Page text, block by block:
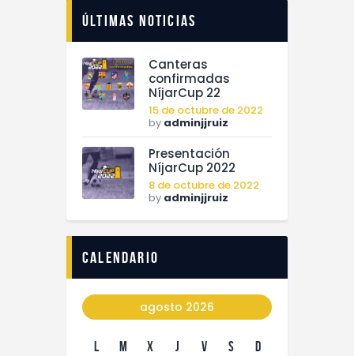
Últimas noticias
Canteras
confirmadas
NíjarCup 22
15 de octubre de 2022
by adminjjruiz
Presentación
NíjarCup 2022
8 de octubre de 2022
by adminjjruiz
calendario
agosto 2026
L M X J V S D